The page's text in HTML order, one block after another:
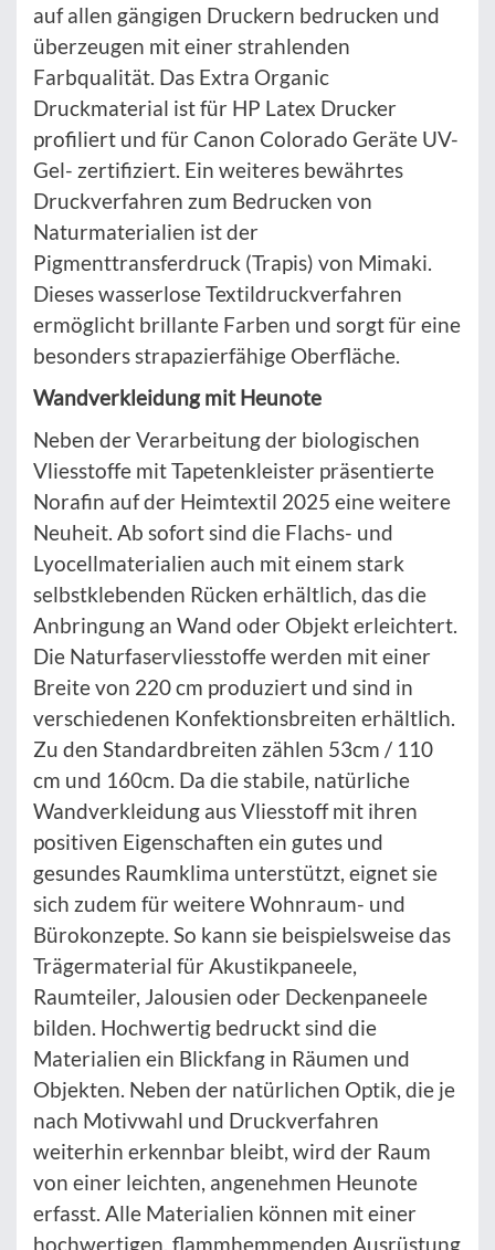
auf allen gängigen Druckern bedrucken und
überzeugen mit einer strahlenden
Farbqualität. Das Extra Organic
Druckmaterial ist für HP Latex Drucker
profiliert und für Canon Colorado Geräte UV-
Gel- zertifiziert. Ein weiteres bewährtes
Druckverfahren zum Bedrucken von
Naturmaterialien ist der
Pigmenttransferdruck (Trapis) von Mimaki.
Dieses wasserlose Textildruckverfahren
ermöglicht brillante Farben und sorgt für eine
besonders strapazierfähige Oberfläche.
Wandverkleidung mit Heunote
Neben der Verarbeitung der biologischen
Vliesstoffe mit Tapetenkleister präsentierte
Norafin auf der Heimtextil 2025 eine weitere
Neuheit. Ab sofort sind die Flachs- und
Lyocellmaterialien auch mit einem stark
selbstklebenden Rücken erhältlich, das die
Anbringung an Wand oder Objekt erleichtert.
Die Naturfaservliesstoffe werden mit einer
Breite von 220 cm produziert und sind in
verschiedenen Konfektionsbreiten erhältlich.
Zu den Standardbreiten zählen 53cm / 110
cm und 160cm. Da die stabile, natürliche
Wandverkleidung aus Vliesstoff mit ihren
positiven Eigenschaften ein gutes und
gesundes Raumklima unterstützt, eignet sie
sich zudem für weitere Wohnraum- und
Bürokonzepte. So kann sie beispielsweise das
Trägermaterial für Akustikpaneele,
Raumteiler, Jalousien oder Deckenpaneele
bilden. Hochwertig bedruckt sind die
Materialien ein Blickfang in Räumen und
Objekten. Neben der natürlichen Optik, die je
nach Motivwahl und Druckverfahren
weiterhin erkennbar bleibt, wird der Raum
von einer leichten, angenehmen Heunote
erfasst. Alle Materialien können mit einer
hochwertigen, flammhemmenden Ausrüstung